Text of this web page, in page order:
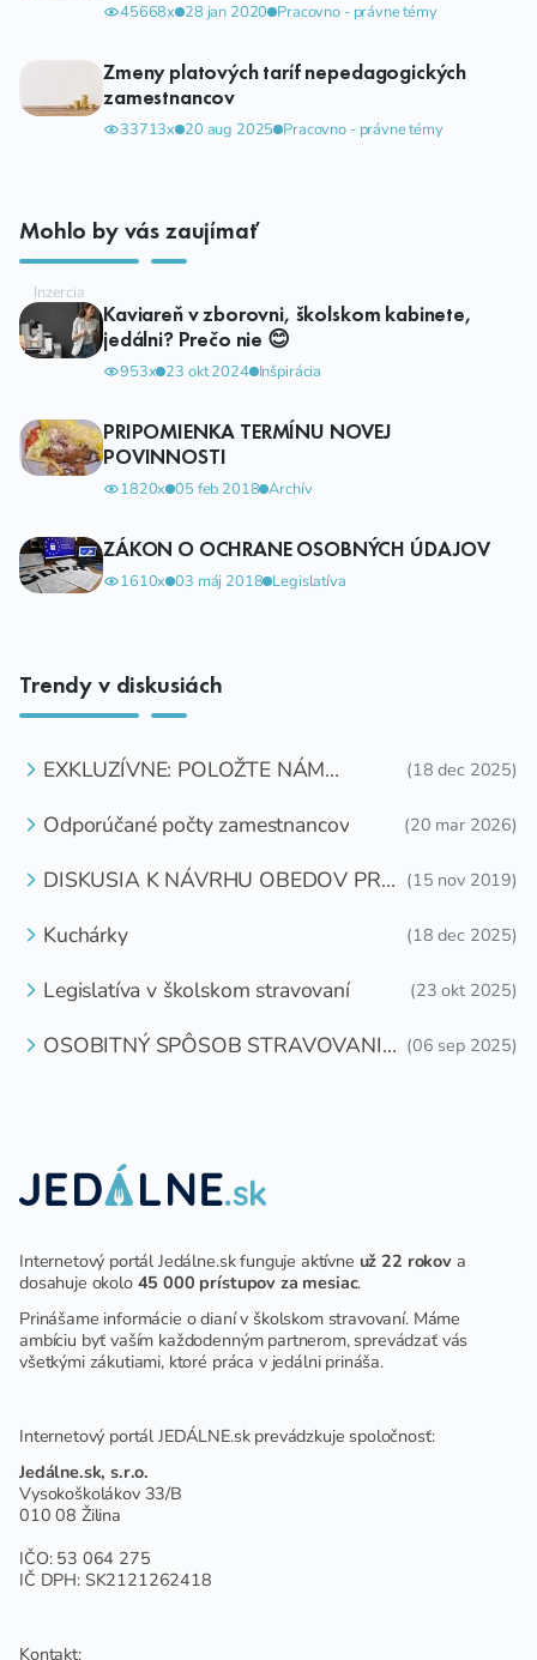
45668x 28 jan 2020 Pracovno - právne témy
Zmeny platových taríf nepedagogických
zamestnancov
33713x 20 aug 2025 Pracovno - právne témy
Mohlo by vás zaujímať
Kaviareň v zborovni, školskom kabinete,
jedálni? Prečo nie 😊
953x 23 okt 2024 Inšpirácia
PRIPOMIENKA TERMÍNU NOVEJ
POVINNOSTI
1820x 05 feb 2018 Archív
ZÁKON O OCHRANE OSOBNÝCH ÚDAJOV
1610x 03 máj 2018 Legislatíva
Trendy v diskusiách
EXKLUZÍVNE: POLOŽTE NÁM
(18 dec 2025)
Odporúčané počty zamestnancov (20 mar 2026)
DISKUSIA K NÁVRHU OBEDOV PRE
(15 nov 2019)
Kuchárky (18 dec 2025)
Legislatíva v školskom stravovaní (23 okt 2025)
OSOBITNÝ SPÔSOB STRAVOVANIA (06 sep 2025)
Internetový portál Jedálne.sk funguje aktívne už 22 rokova
dosahuje okolo 45 000 prístupov za mesiac.
Prinášame informácie o dianí v školskom stravovaní. Máme
ambíciu byť vaším každodenným partnerom, sprevádzať vás
všetkými zákutiami, ktoré práca v jedálni prináša.
Internetový portál JEDÁLNE.sk prevádzkuje spoločnosť:
Jedálne.sk, s.r.o.
Vysokoškolákov 33/B
010 08 Žilina
IČO: 53 064 275
IČ DPH: SK2121262418
Kontakt: